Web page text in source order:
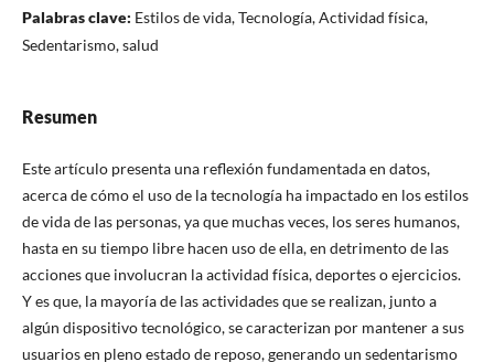
Palabras clave: Estilos de vida, Tecnología, Actividad física,
Sedentarismo, salud
Resumen
Este artículo presenta una reflexión fundamentada en datos,
acerca de cómo el uso de la tecnología ha impactado en los estilos
de vida de las personas, ya que muchas veces, los seres humanos,
hasta en su tiempo libre hacen uso de ella, en detrimento de las
acciones que involucran la actividad física, deportes o ejercicios.
Y es que, la mayoría de las actividades que se realizan, junto a
algún dispositivo tecnológico, se caracterizan por mantener a sus
usuarios en pleno estado de reposo, generando un sedentarismo